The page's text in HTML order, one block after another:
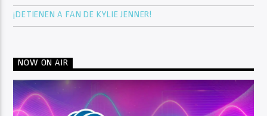
¡DETIENEN A FAN DE KYLIE JENNER!
NOW ON AIR